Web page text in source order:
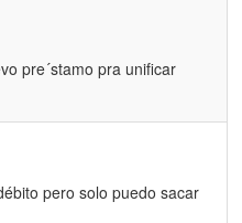
pre´stamo pra unificar
pero solo puedo sacar